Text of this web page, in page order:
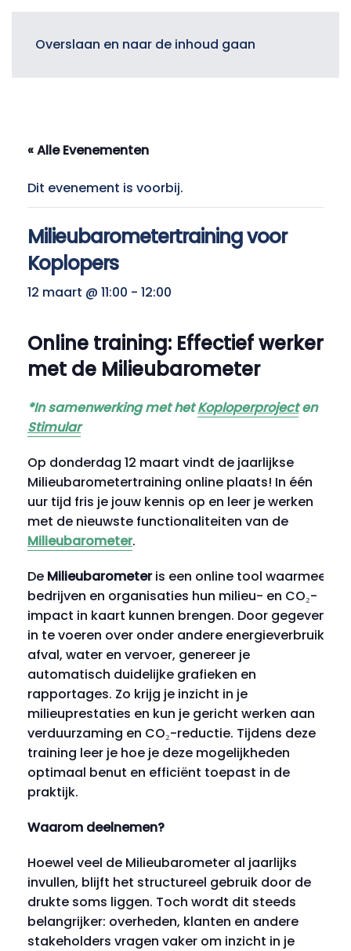
Overslaan en naar de inhoud gaan
« Alle Evenementen
Dit evenement is voorbij.
Milieubarometertraining voor
Koplopers
12 maart @ 11:00 - 12:00
Online training: Effectief werken
met de Milieubarometer
*In samenwerking met hetKoploperprojecten
Stimular
Op donderdag 12 maart vindt de jaarlijkse
Milieubarometertraining online plaats! In één
uur tijd fris je jouw kennis op en leer je werken
met de nieuwste functionaliteiten van de
Milieubarometer.
De Milieubarometeris een online tool waarmee
bedrijven en organisaties hun milieu- en CO₂-
impact in kaart kunnen brengen. Door gegevens
in te voeren over onder andere energieverbruik,
afval, water en vervoer, genereer je
automatisch duidelijke grafieken en
rapportages. Zo krijg je inzicht in je
milieuprestaties en kun je gericht werken aan
verduurzaming en CO₂-reductie. Tijdens deze
training leer je hoe je deze mogelijkheden
optimaal benut en efficiënt toepast in de
praktijk.
Waarom deelnemen?
Hoewel veel de Milieubarometer al jaarlijks
invullen, blijft het structureel gebruik door de
drukte soms liggen. Toch wordt dit steeds
belangrijker: overheden, klanten en andere
stakeholders vragen vaker om inzicht in je